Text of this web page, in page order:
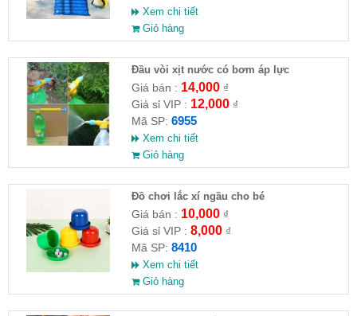
Xem chi tiết
Giỏ hàng
Đầu vòi xịt nước có bơm áp lực
Giá bán : 14,000₫
Giá sỉ VIP : 12,000₫
Mã SP: 6955
Xem chi tiết
Giỏ hàng
Đồ chơi lắc xí ngầu cho bé
Giá bán : 10,000₫
Giá sỉ VIP : 8,000₫
Mã SP: 8410
Xem chi tiết
Giỏ hàng